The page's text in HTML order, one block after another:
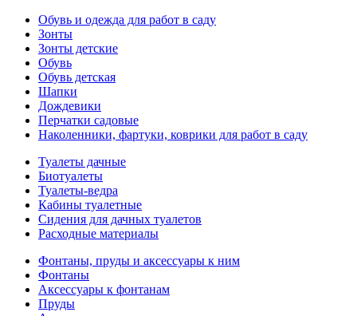
Обувь и одежда для работ в саду
Зонты
Зонты детские
Обувь
Обувь детская
Шапки
Дождевики
Перчатки садовые
Наколенники, фартуки, коврики для работ в саду
Туалеты дачные
Биотуалеты
Туалеты-ведра
Кабины туалетные
Сидения для дачных туалетов
Расходные материалы
Фонтаны, пруды и аксессуары к ним
Фонтаны
Аксессуары к фонтанам
Пруды